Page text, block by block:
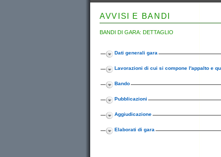
AVVISI E BANDI
BANDI DI GARA: DETTAGLIO
Dati generali gara
Lavorazioni di cui si compone l'appalto e
Bando
Pubblicazioni
Aggiudicazione
Elaborati di gara